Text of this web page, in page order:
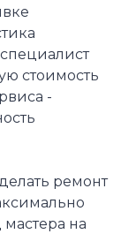
стоимость
-
ремонт
на